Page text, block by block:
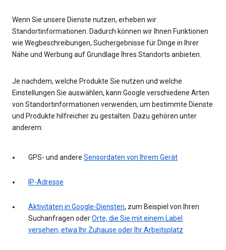
Wenn Sie unsere Dienste nutzen, erheben wir
Standortinformationen. Dadurch können wir Ihnen Funktionen
wie Wegbeschreibungen, Suchergebnisse für Dinge in Ihrer
Nähe und Werbung auf Grundlage Ihres Standorts anbieten.
Je nachdem, welche Produkte Sie nutzen und welche
Einstellungen Sie auswählen, kann Google verschiedene Arten
von Standortinformationen verwenden, um bestimmte Dienste
und Produkte hilfreicher zu gestalten. Dazu gehören unter
anderem:
GPS- und andere Sensordaten von Ihrem Gerät
IP-Adresse
Aktivitäten in Google-Diensten, zum Beispiel von Ihren
Suchanfragen oderOrte, die Sie mit einem Label
versehen, etwa Ihr Zuhause oder Ihr Arbeitsplatz